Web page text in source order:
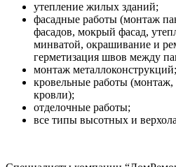
утепление жилых зданий;
фасадные работы (монтаж
фасадов, мокрый фасад,
минватой, окрашивание и
герметизация швов между
монтаж металлоконструкций;
кровельные работы (монтаж,
кровли);
отделочные работы;
все типы высотных и